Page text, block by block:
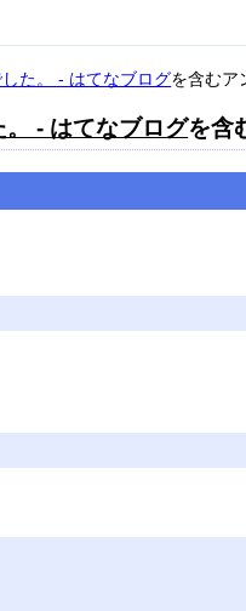
た。 - はてなブログを含むア
- はてなブログを含